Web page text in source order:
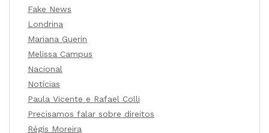
Fake News
Londrina
Mariana Guerin
Melissa Campus
Nacional
Notícias
Paula Vicente e Rafael Colli
Precisamos falar sobre direitos
Régis Moreira